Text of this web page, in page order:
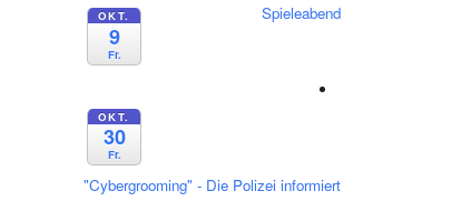
OKT.
9
Fr.
Spieleabend
OKT.
30
Fr.
"Cybergrooming" - Die Polizei informiert